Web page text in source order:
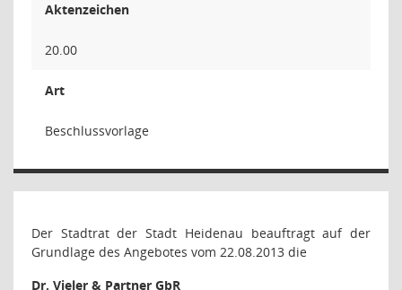
Aktenzeichen
20.00
Art
Beschlussvorlage
Der Stadtrat der Stadt Heidenau beauftragt auf der
Grundlage des Angebotes vom 22.08.2013 die
Dr. Vieler & Partner GbR